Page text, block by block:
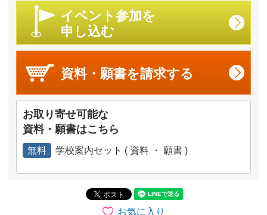
イベント参加を
申し込む
資料・願書を請求する
お取り寄せ可能な
資料・願書はこちら
無料 学校案内セット ( 資料 ・ 願書 )
お気に入り